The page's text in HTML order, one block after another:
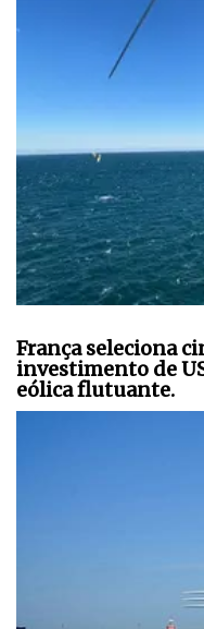
França seleciona
investimento de
eólica flutuante.